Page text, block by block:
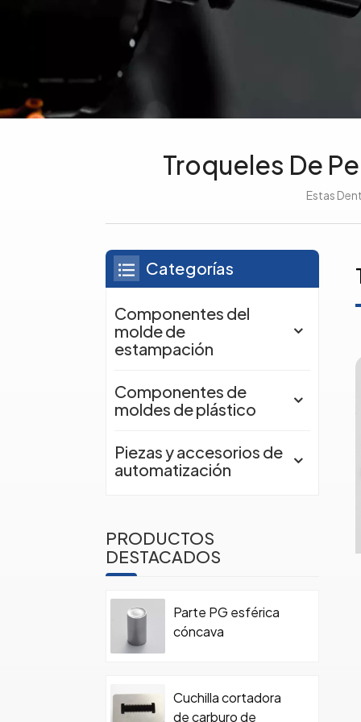
Troqueles De
Estas
Categorías
Componentes del
molde de
estampación
Componentes de
moldes de plástico
Piezas y accesorios de
automatización
PRODUCTOS
DESTACADOS
Parte PG esférica
cóncava
Cuchilla cortadora
de carburo de